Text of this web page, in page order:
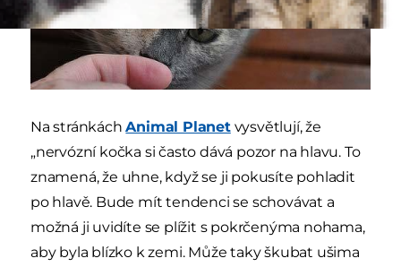
Na stránkáchAnimal Planetvysvětlují, že
„nervózní kočka si často dává pozor na hlavu. To
znamená, že uhne, když se ji pokusíte pohladit
po hlavě. Bude mít tendenci se schovávat a
možná ji uvidíte se plížit s pokrčenýma nohama,
aby byla blízko k zemi. Může taky škubat ušima